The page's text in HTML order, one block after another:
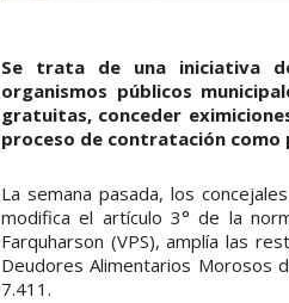
Se trata de una iniciativa
organismos públicos
gratuitas, conceder
proceso de contratación
La semana pasada, los
modifica el artículo 3° de la
Farquharson (VPS), amplía las
Deudores Alimentarios Morosos
7.411.